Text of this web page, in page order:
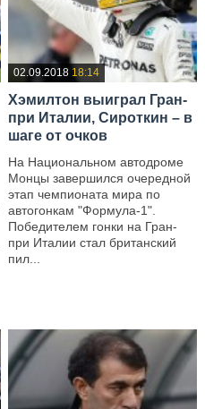
02.09.2018 18:14
Хэмилтон выиграл Гран-
при Италии, Сироткин – в
шаге от очков
На Национальном автодроме
Монцы завершился очередной
этап чемпионата мира по
автогонкам "Формула-1".
Победителем гонки на Гран-
при Италии стал британский
пил...